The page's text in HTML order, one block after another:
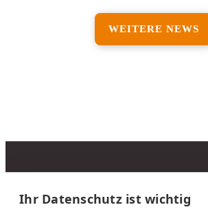
WEITERE NEWS
Latinconnect
Ihr Datenschutz ist wichtig